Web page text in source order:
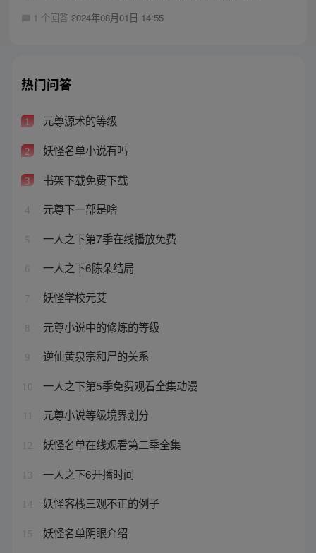
1 个回答 2024年08月01日 14:55
热门问答
1 元尊源术的等级
2 妖怪名单小说有吗
3 书架下载免费下载
4 元尊下一部是啥
5 一人之下第7季在线播放免费
6 一人之下6陈朵结局
7 妖怪学校元艾
8 元尊小说中的修炼的等级
9 逆仙黄泉宗和尸的关系
10 一人之下第5季免费观看全集动漫
元尊小说等级境界划分
12 妖怪名单在线观看第二季全集
13 一人之下6开播时间
14 妖怪客栈三观不正的例子
15 妖怪名单阴眼介绍